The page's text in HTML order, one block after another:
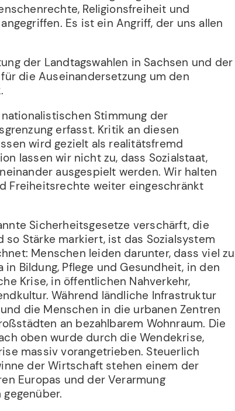
Religionsfreiheit und
Es ist ein Angriff, der uns allen
der Landtagswahlen in Sachsen und der
die Auseinandersetzung um den
Stimmung der
erfasst. Kritik an diesen
wird gezielt als realitätsfremd
lassen wir nicht zu, dass Sozialstaat,
ausgespielt werden. Wir halten
Freiheitsrechte weiter eingeschränkt
Sicherheitsgesetze verschärft, die
so Stärke markiert, ist das Sozialsystem
Menschen leiden darunter, dass viel zu
Bildung, Pflege und Gesundheit, in den
Krise, in öffentlichen Nahverkehr,
Während ländliche Infrastruktur
die Menschen in die urbanen Zentren
an bezahlbarem Wohnraum. Die
oben wurde durch die Wendekrise,
massiv vorangetrieben. Steuerlich
der Wirtschaft stehen einem der
Europas und der Verarmung